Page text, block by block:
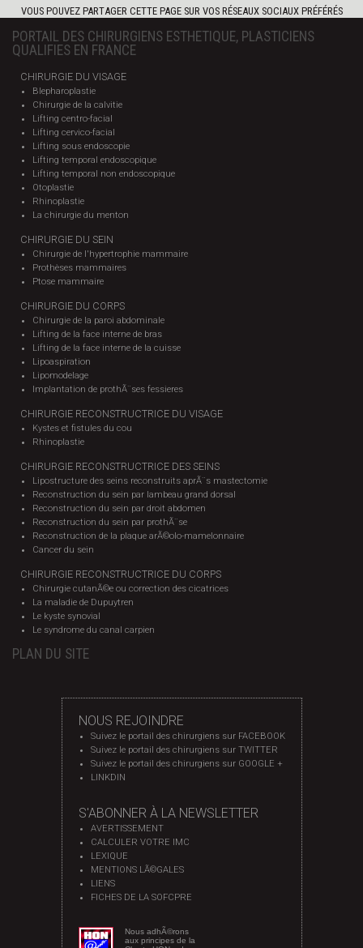
VOUS POUVEZ PARTAGER CETTE PAGE SUR VOS RÉSEAUX SOCIAUX PRÉFÉRÉS
PORTAIL DES CHIRURGIENS ESTHETIQUE, PLASTICIENS
QUALIFIES EN FRANCE
CHIRURGIE DU VISAGE
Blepharoplastie
Chirurgie de la calvitie
Lifting centro-facial
Lifting cervico-facial
Lifting sous endoscopie
Lifting temporal endoscopique
Lifting temporal non endoscopique
Otoplastie
Rhinoplastie
La chirurgie du menton
CHIRURGIE DU SEIN
Chirurgie de l'hypertrophie mammaire
Prothèses mammaires
Ptose mammaire
CHIRURGIE DU CORPS
Chirurgie de la paroi abdominale
Lifting de la face interne de bras
Lifting de la face interne de la cuisse
Lipoaspiration
Lipomodelage
Implantation de prothÃ¨ses fessieres
CHIRURGIE RECONSTRUCTRICE DU VISAGE
Kystes et fistules du cou
Rhinoplastie
CHIRURGIE RECONSTRUCTRICE DES SEINS
Lipostructure des seins reconstruits aprÃ¨s mastectomie
Reconstruction du sein par lambeau grand dorsal
Reconstruction du sein par droit abdomen
Reconstruction du sein par prothÃ¨se
Reconstruction de la plaque arÃ©olo-mamelonnaire
Cancer du sein
CHIRURGIE RECONSTRUCTRICE DU CORPS
Chirurgie cutanÃ©e ou correction des cicatrices
La maladie de Dupuytren
Le kyste synovial
Le syndrome du canal carpien
PLAN DU SITE
NOUS REJOINDRE
Suivez le portail des chirurgiens sur FACEBOOK
Suivez le portail des chirurgiens sur TWITTER
Suivez le portail des chirurgiens sur GOOGLE +
LINKDIN
S'ABONNER À LA NEWSLETTER
AVERTISSEMENT
CALCULER VOTRE IMC
LEXIQUE
MENTIONS LÃ©GALES
LIENS
FICHES DE LA SOFCPRE
Nous adhÃ©rons
aux principes de la